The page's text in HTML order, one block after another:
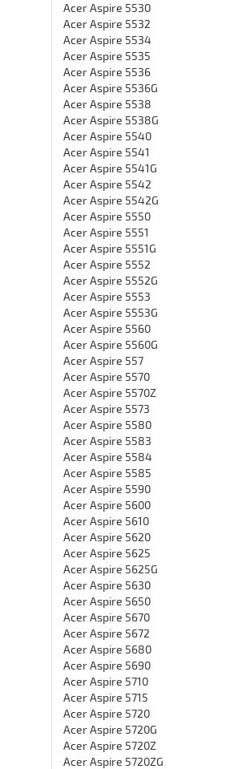
Acer Aspire 5530
Acer Aspire 5532
Acer Aspire 5534
Acer Aspire 5535
Acer Aspire 5536
Acer Aspire 5536G
Acer Aspire 5538
Acer Aspire 5538G
Acer Aspire 5540
Acer Aspire 5541
Acer Aspire 5541G
Acer Aspire 5542
Acer Aspire 5542G
Acer Aspire 5550
Acer Aspire 5551
Acer Aspire 5551G
Acer Aspire 5552
Acer Aspire 5552G
Acer Aspire 5553
Acer Aspire 5553G
Acer Aspire 5560
Acer Aspire 5560G
Acer Aspire 557
Acer Aspire 5570
Acer Aspire 5570Z
Acer Aspire 5573
Acer Aspire 5580
Acer Aspire 5583
Acer Aspire 5584
Acer Aspire 5585
Acer Aspire 5590
Acer Aspire 5600
Acer Aspire 5610
Acer Aspire 5620
Acer Aspire 5625
Acer Aspire 5625G
Acer Aspire 5630
Acer Aspire 5650
Acer Aspire 5670
Acer Aspire 5672
Acer Aspire 5680
Acer Aspire 5690
Acer Aspire 5710
Acer Aspire 5715
Acer Aspire 5720
Acer Aspire 5720G
Acer Aspire 5720Z
Acer Aspire 5720ZG